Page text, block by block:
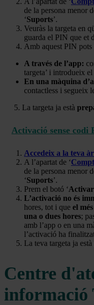
de la persona menor
‘Suports’.
Veuràs la targeta en
guarda el PIN que et
Amb aquest PIN pots
A través de l’app:
targeta’ i introdueix
En una màquina
contactless i segueix
5. La targeta ja està
Activació sense codi
Accedeix a la teva
A l’apartat de ‘
de la persona menor
‘Suports’.
Prem el botó ‘
L’activació no és
hores, tot i que el
una o dues hores;
amb l’app o en una
l’activació ha
La teva targeta ja està
Centre